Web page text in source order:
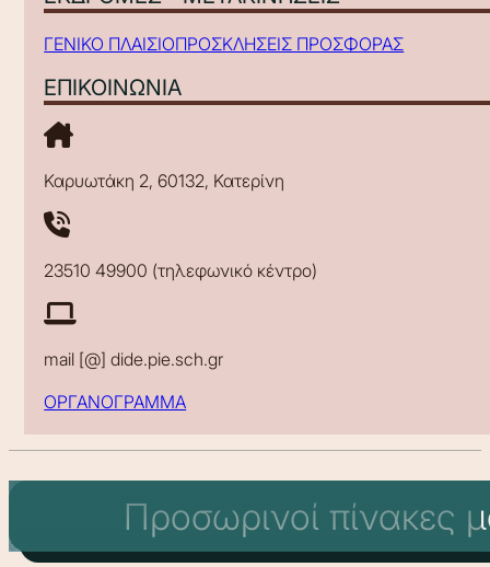
ΓΕΝΙΚΟ ΠΛΑΙΣΙΟΠΡΟΣΚΛΗΣΕΙΣ ΠΡΟΣΦΟΡΑΣ
ΕΠΙΚΟΙΝΩΝΙΑ
Καρυωτάκη 2, 60132, Κατερίνη
23510 49900 (τηλεφωνικό κέντρο)
mail [@] dide.pie.sch.gr
ΟΡΓΑΝΟΓΡΑΜΜΑ
Προσωρινοί πίνακες